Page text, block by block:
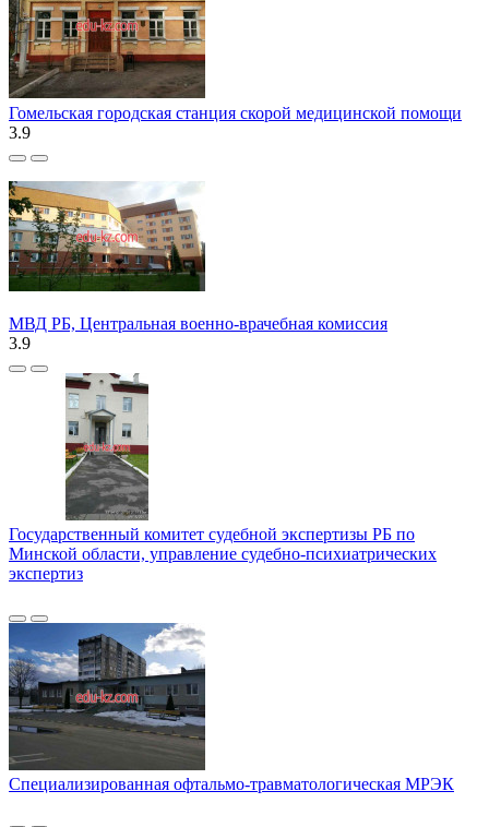
Гомельская городская станция скорой медицинской помощи
3.9
МВД РБ, Центральная военно-врачебная комиссия
3.9
Государственный комитет судебной экспертизы РБ по
Минской области, управление судебно-психиатрических
экспертиз
Специализированная офтальмо-травматологическая МРЭК